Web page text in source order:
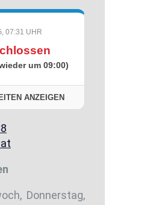
07:31 UHR
um 09:00)
ANZEIGEN
Donnerstag,